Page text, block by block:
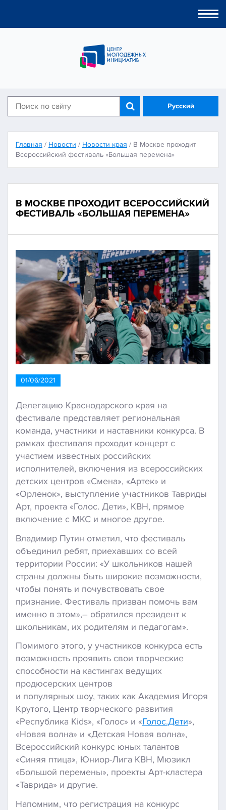
Русский
Главная / Новости / Новости края / В Москве проходит
Всероссийский фестиваль «Большая перемена»
В МОСКВЕ ПРОХОДИТ ВСЕРОССИЙСКИЙ
ФЕСТИВАЛЬ «БОЛЬШАЯ ПЕРЕМЕНА»
01/06/2021
Делегацию Краснодарского края на
фестивале представляет региональная
команда, участники и наставники конкурса. В
рамках фестиваля проходит концерт с
участием известных российских
исполнителей, включения из всероссийских
детских центров «Смена», «Артек» и
«Орленок», выступление участников Тавриды
Арт, проекта «Голос. Дети», КВН, прямое
включение с МКС и многое другое.
Владимир Путин отметил, что фестиваль
объединил ребят, приехавших со всей
территории России: «У школьников нашей
страны должны быть широкие возможности,
чтобы понять и почувствовать свое
признание. Фестиваль призван помочь вам
именно в этом»,– обратился президент к
школьникам, их родителям и педагогам».
Помимого этого, у участников конкурса есть
возможность проявить свои творческие
способности на кастингах ведущих
продюсерских центров
и популярных шоу, таких как Академия Игоря
Крутого, Центр творческого развития
«Республика Kids», «Голос» и «Голос.Дети»,
«Новая волна» и «Детская Новая волна»,
Всероссийский конкурс юных талантов
«Синяя птица», Юниор-Лига КВН, Мюзикл
«Большой перемены», проекты Арт-кластера
«Таврида» и другие.
Напомним, что регистрация на конкурс